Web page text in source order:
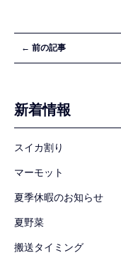
← 前の記事
新着情報
スイカ割り
マーモット
夏季休暇のお知らせ
夏野菜
搬送タイミング